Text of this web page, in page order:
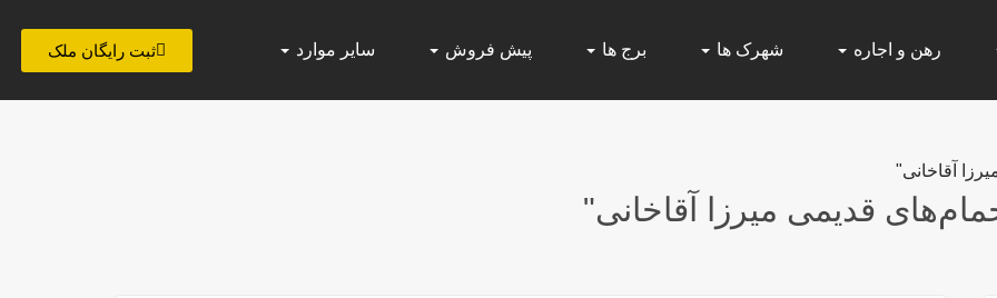
رهن و اجاره شهرک ها برج ها پیش فروش سایر موارد ثبت رایگان ملک
آقاخانی"
قدیمی میرزا آقاخانی"